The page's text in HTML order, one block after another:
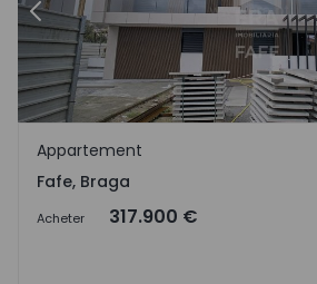
Précédent
Fafe, Braga
Appartement
Fafe, Braga
Acheter 317.900 €